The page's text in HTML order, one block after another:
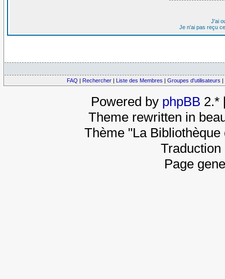
J'ai
Je n'ai pas reçu
FAQ | Rechercher | Liste des Membres | Groupes d'utilisateurs |
Powered by phpBB 2.*
Theme rewritten in
Thème "La
Page